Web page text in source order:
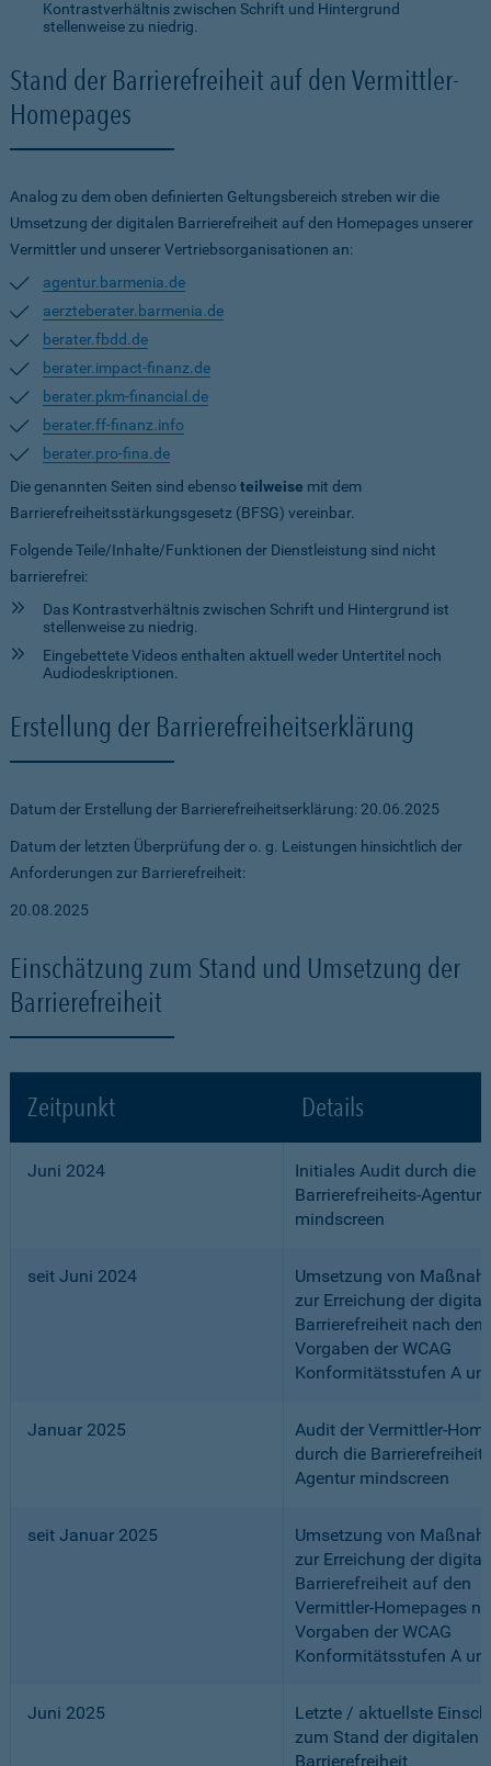
Kontrastverhältnis zwischen Schrift und Hintergrund
stellenweise zu niedrig.
Stand der Barrierefreiheit auf den Vermittler-
Homepages
Analog zu dem oben definierten Geltungsbereich streben wir die
Umsetzung der digitalen Barrierefreiheit auf den Homepages unserer
Vermittler und unserer Vertriebsorganisationen an:
agentur.barmenia.de
aerzteberater.barmenia.de
berater.fbdd.de
berater.impact-finanz.de
berater.pkm-financial.de
berater.ff-finanz.info
berater.pro-fina.de
Die genannten Seiten sind ebensoteilweise mit dem
Barrierefreiheitsstärkungsgesetz (BFSG) vereinbar.
Folgende Teile/Inhalte/Funktionen der Dienstleistung sind nicht
barrierefrei:
Das Kontrastverhältnis zwischen Schrift und Hintergrund ist
stellenweise zu niedrig.
Eingebettete Videos enthalten aktuell weder Untertitel noch
Audiodeskriptionen.
Erstellung der Barrierefreiheitserklärung
Datum der Erstellung der Barrierefreiheitserklärung: 20.06.2025
Datum der letzten Überprüfung der o. g. Leistungen hinsichtlich der
Anforderungen zur Barrierefreiheit:
20.08.2025
Einschätzung zum Stand und Umsetzung der
Barrierefreiheit
Zeitpunkt Details
Juni 2024
Initiales Audit durch die
Barrierefreiheits-Agentur
mindscreen
seit Juni 2024
Umsetzung von
zur Erreichung der
Barrierefreiheit nach den
Vorgaben der WCAG
Konformitätsstufen A
Januar 2025
Audit der Vermittler-
durch die
Agentur mindscreen
seit Januar 2025
Umsetzung von
zur Erreichung der
Barrierefreiheit auf den
Vermittler-Homepages
Vorgaben der WCAG
Konformitätsstufen A
Juni 2025
Letzte / aktuellste
zum Stand der digitalen
Barrierefreiheit